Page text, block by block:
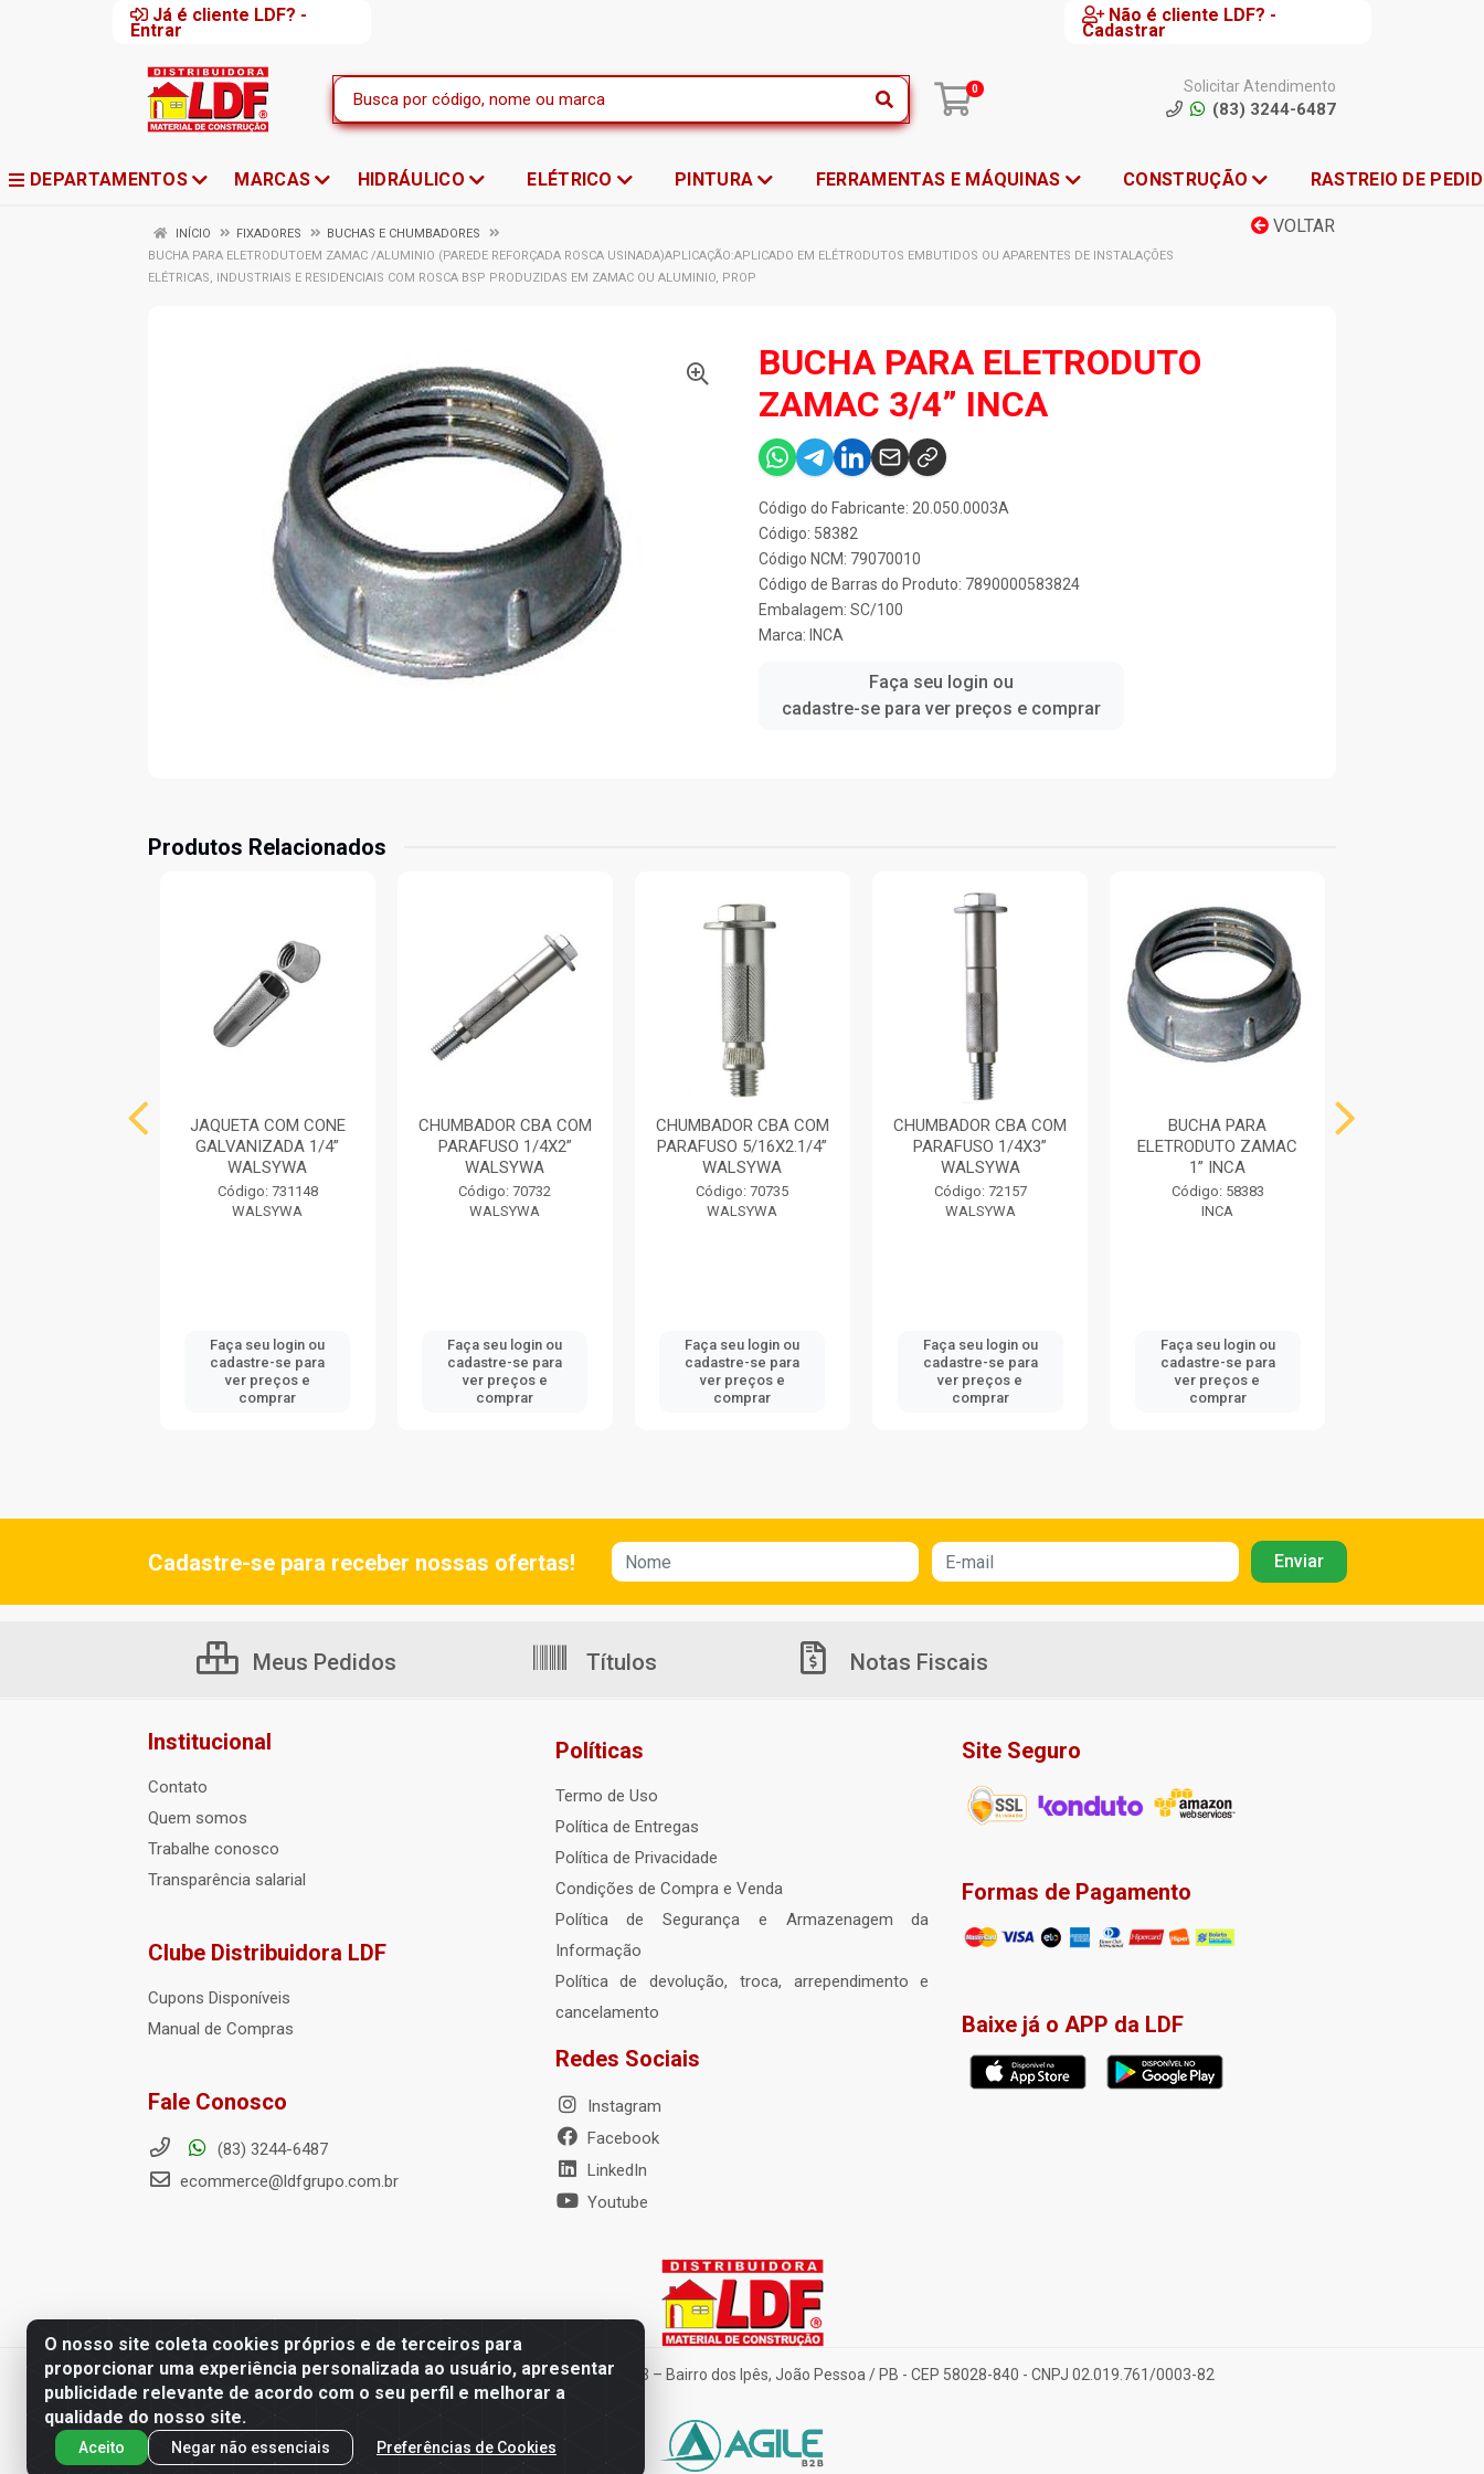
Já é cliente LDF? -
Entrar
Não é cliente LDF? -
Cadastrar
0 Solicitar Atendimento
(83) 3244-6487
DEPARTAMENTOS MARCAS HIDRÁULICO ELÉTRICO PINTURA FERRAMENTAS E MÁQUINAS CONSTRUÇÃO RASTREIO DE
VOLTAR
INÍCIO FIXADORES
BUCHAS E CHUMBADORES
BUCHA PARA ELETRODUTOEM ZAMAC /ALUMINIO (PAREDE REFORÇADA ROSCA USINADA)APLICAÇÃO:APLICADO EM ELÉTRODUTOS EMBUTIDOS OU APARENTES DE INSTALAÇÕES
ELÉTRICAS, INDUSTRIAIS E RESIDENCIAIS COM ROSCA BSP PRODUZIDAS EM ZAMAC OU ALUMINIO, PROP
BUCHA PARA ELETRODUTO
ZAMAC 3/4” INCA
Código do Fabricante: 20.050.0003A
Código: 58382
Código NCM: 79070010
Código de Barras do Produto: 7890000583824
Embalagem: SC/100
Marca: INCA
Faça seu login ou
cadastre-se para ver preços e comprar
Produtos Relacionados
JAQUETA COM CONE
GALVANIZADA 1/4”
WALSYWA
Código: 731148
WALSYWA
Faça seu login ou
cadastre-se para
ver preços e
comprar
CHUMBADOR CBA COM
PARAFUSO 1/4X2”
WALSYWA
Código: 70732
WALSYWA
Faça seu login ou
cadastre-se para
ver preços e
comprar
CHUMBADOR CBA COM
PARAFUSO 5/16X2.1/4”
WALSYWA
Código: 70735
WALSYWA
Faça seu login ou
cadastre-se para
ver preços e
comprar
CHUMBADOR CBA COM
PARAFUSO 1/4X3”
WALSYWA
Código: 72157
WALSYWA
Faça seu login ou
cadastre-se para
ver preços e
comprar
BUCHA PARA
ELETRODUTO ZAMAC
1” INCA
Código: 58383
INCA
Faça seu login ou
cadastre-se para
ver preços e
comprar
O nosso site coleta cookies próprios e de terceiros para
proporcionar uma experiência personalizada ao usuário, apresentar
publicidade relevante de acordo com o seu perfil e melhorar a
qualidade do nosso site.
Aceito Negar não essenciais Preferências de Cookies
Cadastre-se para receber nossas ofertas!
Meus Pedidos Títulos Notas Fiscais
Institucional
Contato
Quem somos
Trabalhe conosco
Transparência salarial
Clube Distribuidora LDF
Cupons Disponíveis
Manual de Compras
Fale Conosco
(83) 3244-6487
ecommerce@ldfgrupo.com.br
Políticas
Termo de Uso
Política de Entregas
Política de Privacidade
Condições de Compra e Venda
Política de Segurança e Armazenagem da
Informação
Política de devolução, troca, arrependimento e
cancelamento
Redes Sociais
Instagram
Facebook
LinkedIn
Youtube
Site Seguro
Formas de Pagamento
Baixe já o APP da LDF
Distribuidora LDF - Av. Presidente Tancredo Neves, 203 – Bairro dos Ipês, João Pessoa / PB - CEP 58028-840 - CNPJ 02.019.761/0003-82